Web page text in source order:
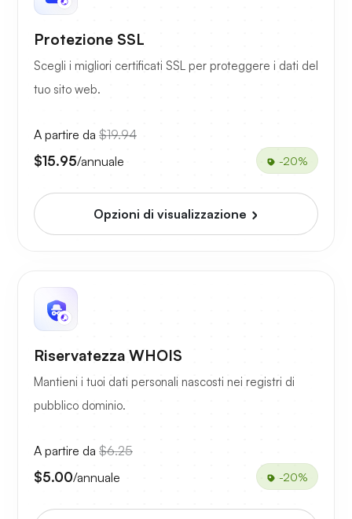
Protezione SSL
Scegli i migliori certificati SSL per proteggere i dati del
tuo sito web.
A partire da $19.94
$15.95/annuale -20%
Opzioni di visualizzazione
Riservatezza WHOIS
Mantieni i tuoi dati personali nascosti nei registri di
pubblico dominio.
A partire da $6.25
$5.00/annuale -20%